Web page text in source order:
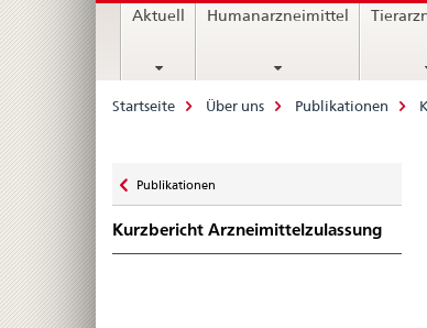
Hauptnavigation
Aktuell Humanarzneimittel
Breadcrumb
Startseite Über uns Publikationen
zu
Publikationen
Kurzbericht Arzneimittelzulassung